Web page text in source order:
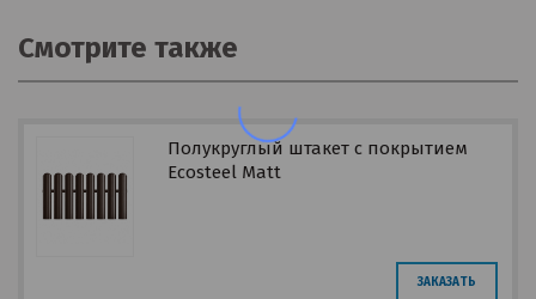
Смотрите также
Полукруглый штакет с покрытием
Ecosteel Matt
ЗАКАЗАТЬ